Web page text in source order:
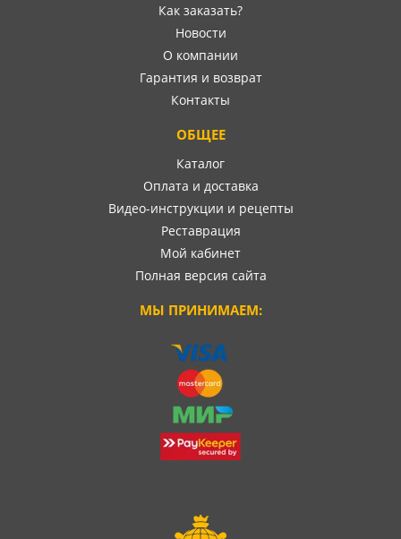
Как заказать?
Новости
О компании
Гарантия и возврат
Контакты
ОБЩЕЕ
Каталог
Оплата и доставка
Видео-инструкции и рецепты
Реставрация
Мой кабинет
Полная версия сайта
МЫ ПРИНИМАЕМ: